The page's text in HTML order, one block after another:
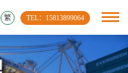
TEL：15813899064
繁